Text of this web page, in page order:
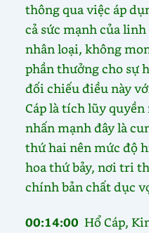
thông qua việc áp
cả sức mạnh của
nhân loại, không
phần thưởng cho sự
đối chiếu điều này
Cáp là tích lũy
nhấn mạnh đây là
thứ hai nên mức độ
hoa thứ bảy, nơi tri
chính bản chất dục
00:14:00Hổ Cáp,